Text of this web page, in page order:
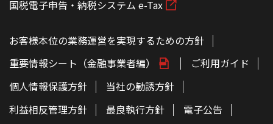
国税電子申告・納税システム e-Tax
お客様本位の業務運営を実現するための方針
重要情報シート（金融事業者編）
ご利用ガイド
個人情報保護方針
当社の勧誘方針
利益相反管理方針
最良執行方針
電子公告